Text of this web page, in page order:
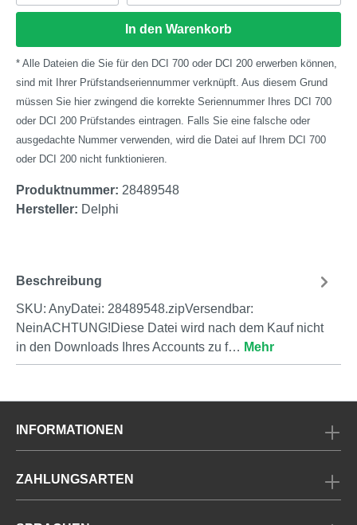
In den Warenkorb
* Alle Dateien die Sie für den DCI 700 oder DCI 200 erwerben können,
sind mit Ihrer Prüfstandseriennummer verknüpft. Aus diesem Grund
müssen Sie hier zwingend die korrekte Seriennummer Ihres DCI 700
oder DCI 200 Prüfstandes eintragen. Falls Sie eine falsche oder
ausgedachte Nummer verwenden, wird die Datei auf Ihrem DCI 700
oder DCI 200 nicht funktionieren.
Produktnummer: 28489548
Hersteller: Delphi
Beschreibung
SKU: AnyDatei: 28489548.zipVersendbar:
NeinACHTUNG!Diese Datei wird nach dem Kauf nicht
in den Downloads Ihres Accounts zu f… Mehr
INFORMATIONEN
ZAHLUNGSARTEN